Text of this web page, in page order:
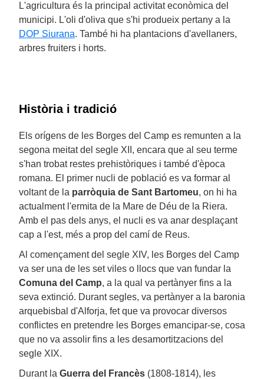
L'agricultura és la principal activitat econòmica del
municipi. L'oli d'oliva que s'hi produeix pertany a la
DOP Siurana. També hi ha plantacions d'avellaners,
arbres fruiters i horts.
Història i tradició
Els orígens de les Borges del Camp es remunten a la
segona meitat del segle XII, encara que al seu terme
s'han trobat restes prehistòriques i també d'època
romana. El primer nucli de població es va formar al
voltant de la parròquia de Sant Bartomeu, on hi ha
actualment l'ermita de la Mare de Déu de la Riera.
Amb el pas dels anys, el nucli es va anar desplaçant
cap a l'est, més a prop del camí de Reus.
Al començament del segle XIV, les Borges del Camp
va ser una de les set viles o llocs que van fundar la
Comuna del Camp, a la qual va pertànyer fins a la
seva extinció. Durant segles, va pertànyer a la baronia
arquebisbal d'Alforja, fet que va provocar diversos
conflictes en pretendre les Borges emancipar-se, cosa
que no va assolir fins a les desamortitzacions del
segle XIX.
Durant la Guerra del Francès (1808-1814), les